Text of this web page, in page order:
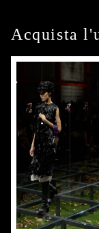
Acquista